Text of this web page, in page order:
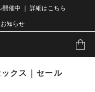
開催中 ｜ 詳細はこちら
知らせ
クス｜セール